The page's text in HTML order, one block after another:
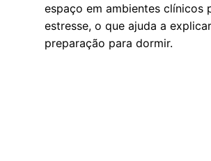
espaço em ambientes clínicos
estresse, o que ajuda a
preparação para dormir.